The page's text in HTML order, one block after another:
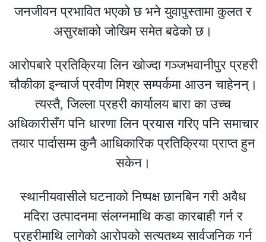
जनजीवन प्रभावित भएको छ भने युवापुस्तामा कुलत र
असुरक्षाको जोखिम समेत बढेको छ।
आरोपबारे प्रतिक्रिया लिन खोज्दा गञ्जभवानीपुर प्रहरी
चौकीका इन्चार्ज प्रवीण मिश्र सम्पर्कमा आउन चाहेनन्।
त्यस्तै, जिल्ला प्रहरी कार्यालय बारा का उच्च
अधिकारीसँग पनि धारणा लिन प्रयास गरिए पनि समाचार
तयार पार्दासम्म कुनै आधिकारिक प्रतिक्रिया प्राप्त हुन
सकेन।
स्थानीयवासीले घटनाको निष्पक्ष छानबिन गरी अवैध
मदिरा उत्पादनमा संलग्नमाथि कडा कारबाही गर्न र
प्रहरीमाथि लागेको आरोपको सत्यतथ्य सार्वजनिक गर्न